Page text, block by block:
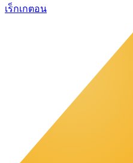
เร็กเกตอน